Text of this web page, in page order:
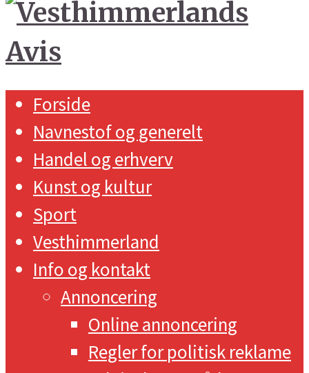
Forside
Navnestof og generelt
Handel og erhverv
Kunst og kultur
Sport
Vesthimmerland
Info og kontakt
Annoncering
Online annoncering
Regler for politisk reklame